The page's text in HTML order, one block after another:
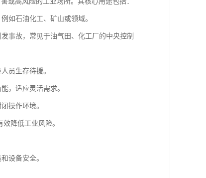
如石油化工、矿山或领域。
事故，常见于油气田、化工厂的中央控制
员生存待援。
，适应灵活需求。
操作环境。
降低工业风险。
设备安全。